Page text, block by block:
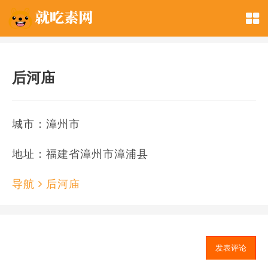
后河庙
城市：漳州市
地址：福建省漳州市漳浦县
导航 后河庙
发表评论